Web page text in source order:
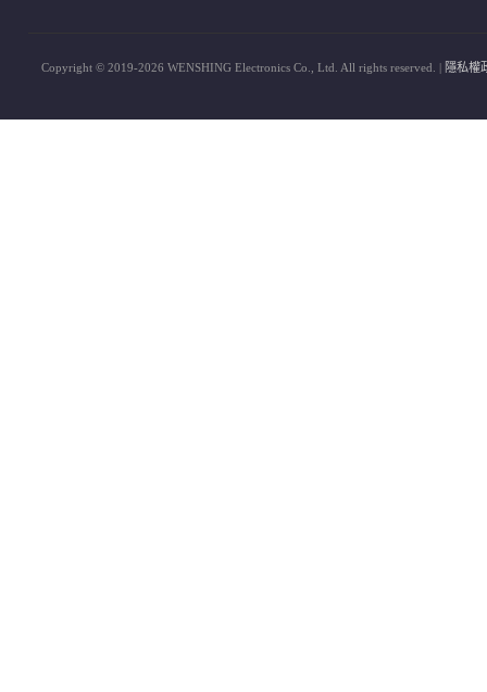
Copyright © 2019-2026 WENSHING Electronics Co., Ltd. All rights reserved. | 隱私權